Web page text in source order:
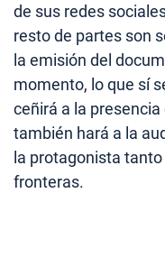
de sus redes
resto de partes son
la emisión del
momento, lo que sí
ceñirá a la
también hará a la
la protagonista
fronteras.